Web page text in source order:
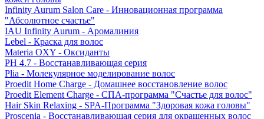
Infinity Aurum Salon Care - Инновационная программа
"Абсолютное счастье"
IAU Infinity Aurum - Аромалиния
Lebel - Краска для волос
Materia OXY - Оксиданты
PH 4.7 - Восстанавливающая серия
Plia - Молекулярное моделирование волос
Proedit Home Charge - Домашнее восстановление волос
Proedit Element Charge - СПА-программа "Счастье для волос"
Hair Skin Relaxing - SPA-Программа "Здоровая кожа головы"
Proscenia - Восстанавливающая серия для окрашенных волос